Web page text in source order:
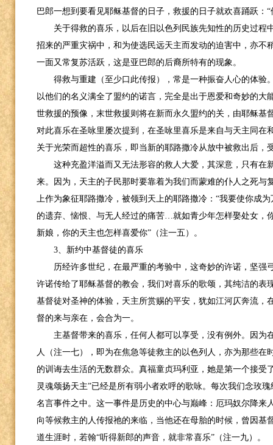
巴郎一想到要看见耶稣基督的日子，救援的日子就欢喜踊跃：
关于得救的喜乐，以后在旧以色列民族先知性的历史过程
招来的严重灾祸中，和为使选民远天主而发动的迫害中，亦不
一面又常复苏活跃，这是亚巴郎的后裔所特有的现象。
得救与重建（至少口此传报），常是一种振奋人心的体验
以他们的名义满全了盟约的诺言，完全是出于恩爱和奇妙的大
世救援的预像，末世救援则将在新而永久盟约的关，由耶稣基
对此喜乐在圣咏里屡次提到，在圣咏里喜乐是来自与天主同在
关于光荣而超性的喜乐，即当新的耶路撒冷从放中被救出后，
这种充盈洋溢而又无法形容的救人大爱，其深意，只有在
来。因为，天主的子民那时要靠着为我们而蒙难的仆人之死与
上作为象征耶路撒冷，被领到天上的耶路撒冷：“我要使你成
的遗弃、恼恨、与无人经过的痛苦…就如青少年怎样娶处女，
新娘，你的天主也怎样喜爱你”（注一五）。
3、新约中基督徒的喜乐
历经许多世纪，在最严重的考验中，这奇妙的许诺，坚强
许诺传给了耶稣基督的教会，我们对喜乐的歌颂，其纯洁的表
基督徒对圣神的体验，天主所赏赐的平安，犹如江河仄奔流，
督的来与亲在，会合为一。
主基督带来的喜乐，任何人都可以享受，没有例外。因为
人（注一七），即为在焦急等徒救主的以色列人，亦为那些在
的训诲去生活的无数群众。真福童贞玛利亚，她是第一个接受
灵魂颂扬天主”已经是所有弱小者欢呼的歌咏。每次我们念玫
名言事件之中。这一事件是历史的中心与巅峰：厄玛奴尔降来
向等候救主的人传报祂的来临，当他还在母胎的时候，曾因基
道生涯时，若翰“听得新郎的声音，就非常喜乐”（注一九）。